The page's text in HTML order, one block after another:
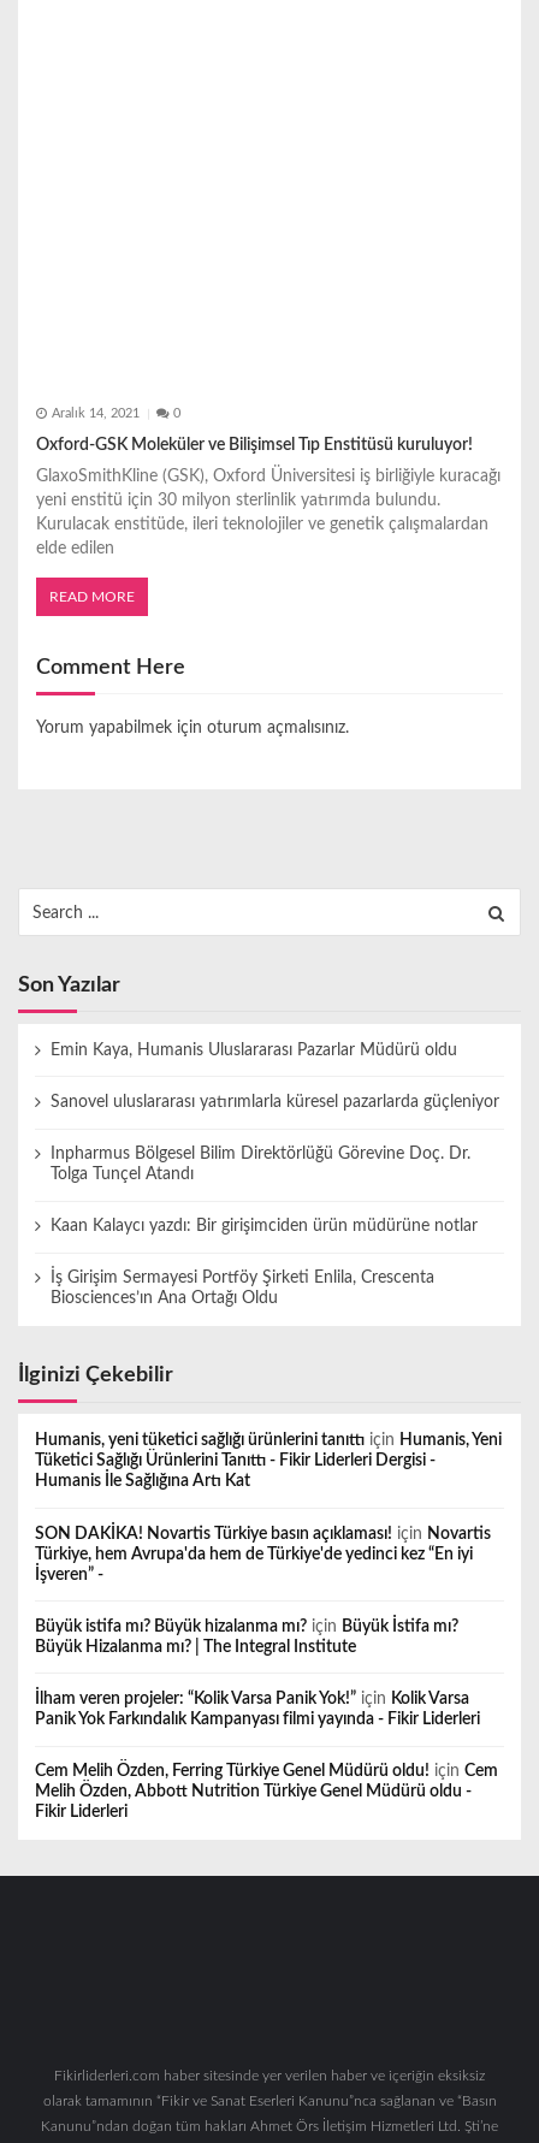
Aralık 14, 2021 0
Oxford-GSK Moleküler ve Bilişimsel Tıp Enstitüsü kuruluyor!
GlaxoSmithKline (GSK), Oxford Üniversitesi iş birliğiyle kuracağı
yeni enstitü için 30 milyon sterlinlik yatırımda bulundu.
Kurulacak enstitüde, ileri teknolojiler ve genetik çalışmalardan
elde edilen
READ MORE
Comment Here
Yorum yapabilmek için oturum açmalısınız.
for:
Son Yazılar
Emin Kaya, Humanis Uluslararası Pazarlar Müdürü oldu
Sanovel uluslararası yatırımlarla küresel pazarlarda güçleniyor
Inpharmus Bölgesel Bilim Direktörlüğü Görevine Doç. Dr.
Tolga Tunçel Atandı
Kaan Kalaycı yazdı: Bir girişimciden ürün müdürüne notlar
İş Girişim Sermayesi Portföy Şirketi Enlila, Crescenta
Biosciences’ın Ana Ortağı Oldu
İlginizi Çekebilir
Humanis, yeni tüketici sağlığı ürünlerini tanıttı için Humanis, Yeni
Tüketici Sağlığı Ürünlerini Tanıttı - Fikir Liderleri Dergisi -
Humanis İle Sağlığına Artı Kat
SON DAKİKA! Novartis Türkiye basın açıklaması! için Novartis
Türkiye, hem Avrupa'da hem de Türkiye'de yedinci kez “En iyi
İşveren” -
Büyük istifa mı? Büyük hizalanma mı? için Büyük İstifa mı?
Büyük Hizalanma mı? | The Integral Institute
İlham veren projeler: “Kolik Varsa Panik Yok!” için Kolik Varsa
Panik Yok Farkındalık Kampanyası filmi yayında - Fikir Liderleri
Cem Melih Özden, Ferring Türkiye Genel Müdürü oldu! için Cem
Melih Özden, Abbott Nutrition Türkiye Genel Müdürü oldu -
Fikir Liderleri
Fikirliderleri.com haber sitesinde yer verilen haber ve içeriğin eksiksiz
olarak tamamının “Fikir ve Sanat Eserleri Kanunu”nca sağlanan ve “Basın
Kanunu”ndan doğan tüm hakları Ahmet Örs İletişim Hizmetleri Ltd. Şti’ne